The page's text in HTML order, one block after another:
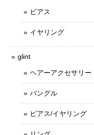
ピアス
イヤリング
glint
ヘアーアクセサリー
バングル
ピアス/イヤリング